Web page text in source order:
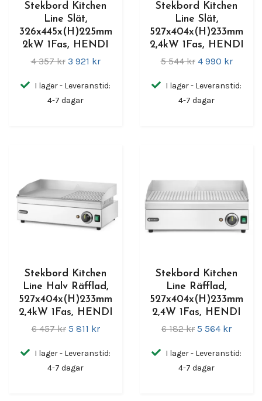
Stekbord Kitchen
Line Slät,
326x445x(H)225mm
2kW 1Fas, HENDI
4 357 kr 3 921 kr
I lager - Leveranstid:
4-7 dagar
Stekbord Kitchen
Line Slät,
527x404x(H)233mm
2,4kW 1Fas, HENDI
5 544 kr 4 990 kr
I lager - Leveranstid:
4-7 dagar
Stekbord Kitchen
Line Halv Räfflad,
527x404x(H)233mm
2,4kW 1Fas, HENDI
6 457 kr 5 811 kr
I lager - Leveranstid:
4-7 dagar
Stekbord Kitchen
Line Räfflad,
527x404x(H)233mm
2,4W 1Fas, HENDI
6 182 kr 5 564 kr
I lager - Leveranstid:
4-7 dagar